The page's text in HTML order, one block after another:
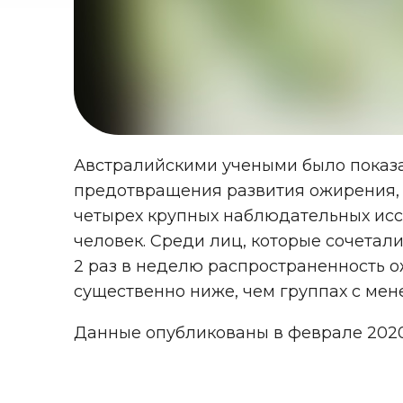
Австралийскими учеными было
предотвращения развития
четырех крупных наблюдательных
человек. Среди лиц, которые
2 раз в неделю распространенность
существенно ниже, чем группах с
Данные опубликованы в феврале